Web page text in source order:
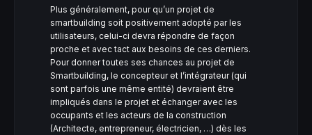
Plus généralement, pour qu’un projet de
smartbuilding soit positivement adopté par les
utilisateurs, celui-ci devra répondre de façon
proche et avec tact aux besoins de ces derniers.
Pour donner toutes ses chances au projet de
Smartbuilding, le concepteur et l’intégrateur (qui
sont parfois une même entité) devraient être
impliqués dans le projet et échanger avec les
occupants et les acteurs de la construction
(Architecte, entrepreneur, électricien, …) dès les